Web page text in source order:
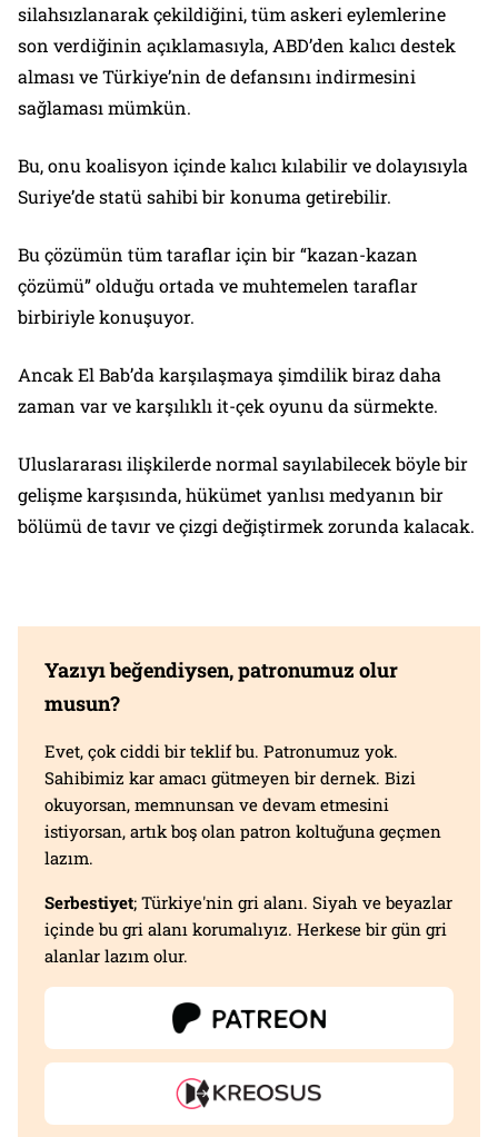
silahsızlanarak çekildiğini, tüm askeri eylemlerine
son verdiğinin açıklamasıyla, ABD’den kalıcı destek
alması ve Türkiye’nin de defansını indirmesini
sağlaması mümkün.
Bu, onu koalisyon içinde kalıcı kılabilir ve dolayısıyla
Suriye’de statü sahibi bir konuma getirebilir.
Bu çözümün tüm taraflar için bir “kazan-kazan
çözümü” olduğu ortada ve muhtemelen taraflar
birbiriyle konuşuyor.
Ancak El Bab’da karşılaşmaya şimdilik biraz daha
zaman var ve karşılıklı it-çek oyunu da sürmekte.
Uluslararası ilişkilerde normal sayılabilecek böyle bir
gelişme karşısında, hükümet yanlısı medyanın bir
bölümü de tavır ve çizgi değiştirmek zorunda kalacak.
Yazıyı beğendiysen, patronumuz olur
musun?
Evet, çok ciddi bir teklif bu. Patronumuz yok.
Sahibimiz kar amacı gütmeyen bir dernek. Bizi
okuyorsan, memnunsan ve devam etmesini
istiyorsan, artık boş olan patron koltuğuna geçmen
lazım.
Serbestiyet; Türkiye'nin gri alanı. Siyah ve beyazlar
içinde bu gri alanı korumalıyız. Herkese bir gün gri
alanlar lazım olur.